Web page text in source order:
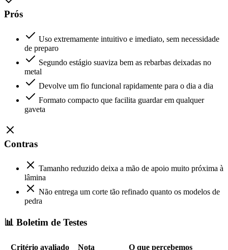
Prós
Uso extremamente intuitivo e imediato, sem necessidade
de preparo
Segundo estágio suaviza bem as rebarbas deixadas no
metal
Devolve um fio funcional rapidamente para o dia a dia
Formato compacto que facilita guardar em qualquer
gaveta
Contras
Tamanho reduzido deixa a mão de apoio muito próxima à
lâmina
Não entrega um corte tão refinado quanto os modelos de
pedra
📊 Boletim de Testes
Critério avaliado Nota O que percebemos